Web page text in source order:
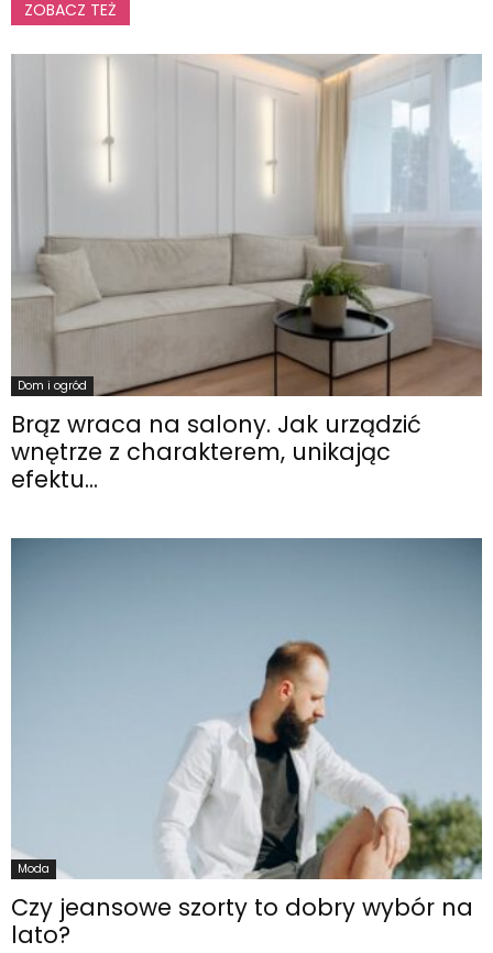
ZOBACZ TEŻ
Dom i ogród
Brąz wraca na salony. Jak urządzić
wnętrze z charakterem, unikając
efektu...
Moda
Czy jeansowe szorty to dobry wybór na
lato?